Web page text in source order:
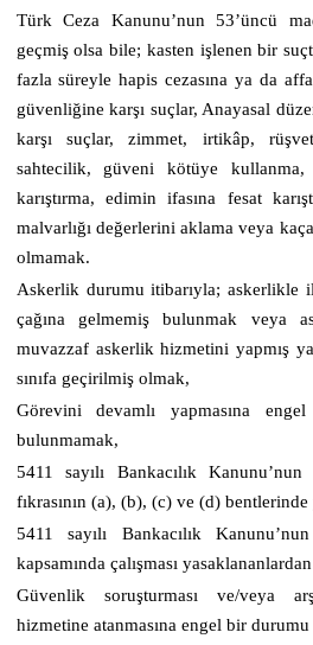
Türk Ceza Kanunu’nun 53’üncü
geçmiş olsa bile; kasten işlenen bir
fazla süreyle hapis cezasına ya da
güvenliğine karşı suçlar, Anayasal
karşı suçlar, zimmet, irtikâp, rüşvet,
sahtecilik, güveni kötüye
karıştırma, edimin ifasına fesat
malvarlığı değerlerini aklama veya
olmamak.
Askerlik durumu itibarıyla; askerlikle
çağına gelmemiş bulunmak veya
muvazzaf askerlik hizmetini yapmış
sınıfa geçirilmiş olmak,
Görevini devamlı yapmasına
bulunmamak,
5411 sayılı Bankacılık
fıkrasının (a), (b), (c) ve (d)
5411 sayılı Bankacılık
kapsamında çalışması
Güvenlik soruşturması ve/veya
hizmetine atanmasına engel bir